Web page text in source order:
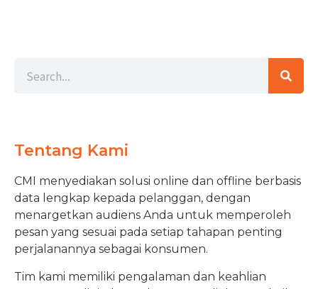
Tentang Kami
CMI menyediakan solusi online dan offline berbasis
data lengkap kepada pelanggan, dengan
menargetkan audiens Anda untuk memperoleh
pesan yang sesuai pada setiap tahapan penting
perjalanannya sebagai konsumen.
Tim kami memiliki pengalaman dan keahlian